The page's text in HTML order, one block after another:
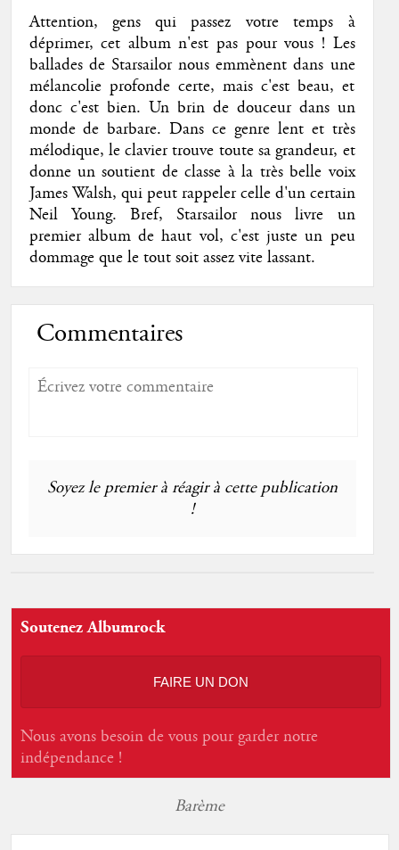
Attention, gens qui passez votre temps à
déprimer, cet album n'est pas pour vous ! Les
ballades de Starsailor nous emmènent dans une
mélancolie profonde certe, mais c'est beau, et
donc c'est bien. Un brin de douceur dans un
monde de barbare. Dans ce genre lent et très
mélodique, le clavier trouve toute sa grandeur, et
donne un soutient de classe à la très belle voix
James Walsh, qui peut rappeler celle d'un certain
Neil Young. Bref, Starsailor nous livre un
premier album de haut vol, c'est juste un peu
dommage que le tout soit assez vite lassant.
Commentaires
Soyez le premier à réagir à cette publication
!
Soutenez Albumrock
FAIRE UN DON
Nous avons besoin de vous pour garder notre
indépendance !
Barème